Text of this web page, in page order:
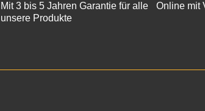
Mit 3 bis 5 Jahren Garantie für alle
unsere Produkte
Online mit